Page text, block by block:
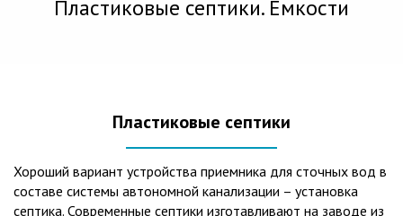
Пластиковые септики. Емкости
Пластиковые септики
Хороший вариант устройства приемника для сточных вод в
составе системы автономной канализации – установка
септика. Современные септики изготавливают на заводе из